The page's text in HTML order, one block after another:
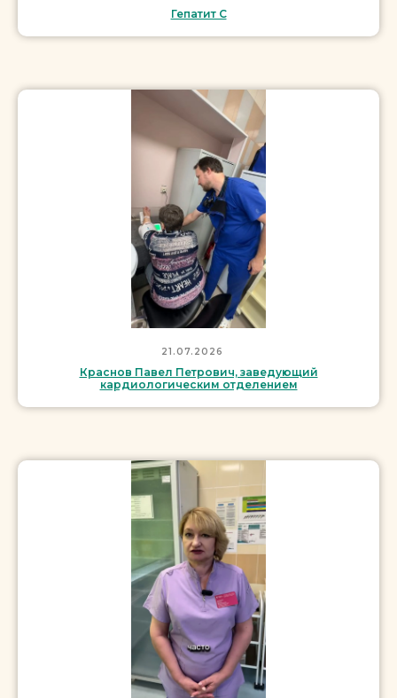
Гепатит C
21.07.2026
Краснов Павел Петрович, заведующий
кардиологическим отделением